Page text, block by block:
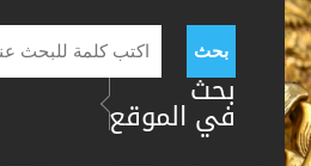
بحث
بحث
في الموقع